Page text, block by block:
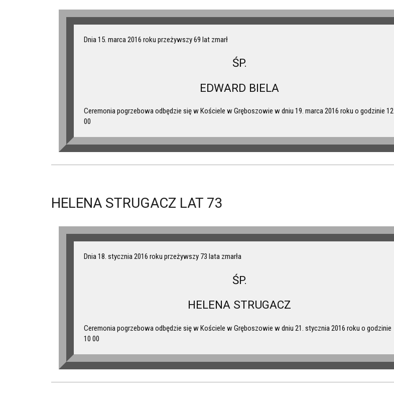
Dnia 15. marca 2016 roku przeżywszy 69 lat zmarł
ŚP.
EDWARD BIELA
Ceremonia pogrzebowa odbędzie się w Kościele w Gręboszowie w dniu 19. marca 2016 roku o godzinie 12
00
HELENA STRUGACZ LAT 73
Dnia 18. stycznia 2016 roku przeżywszy 73 lata zmarła
ŚP.
HELENA STRUGACZ
Ceremonia pogrzebowa odbędzie się w Kościele w Gręboszowie w dniu 21. stycznia 2016 roku o godzinie
10 00